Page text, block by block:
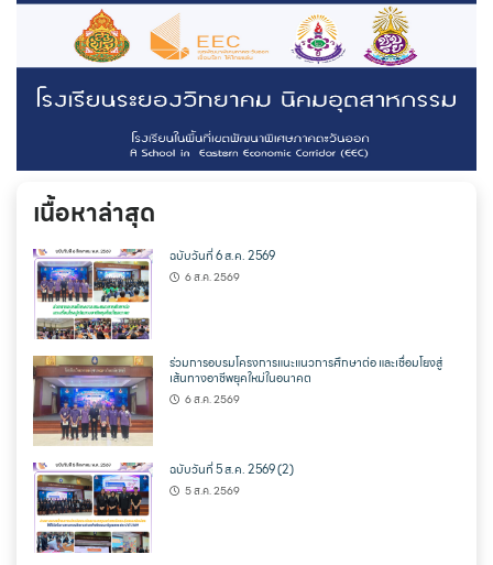
เนื้อหาล่าสุด
ฉบับวันที่ 6 ส.ค. 2569
6 ส.ค. 2569
ร่วมการอบรมโครงการแนะแนวการศึกษาต่อ และเชื่อมโยงสู่
เส้นทางอาชีพยุคใหม่ในอนาคต
6 ส.ค. 2569
ฉบับวันที่ 5 ส.ค. 2569 (2)
5 ส.ค. 2569